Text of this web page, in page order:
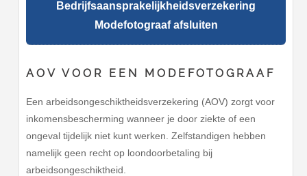
Bedrijfsaansprakelijkheidsverzekering
Modefotograaf afsluiten
AOV VOOR EEN MODEFOTOGRAAF
Een arbeidsongeschiktheidsverzekering (AOV) zorgt voor
inkomensbescherming wanneer je door ziekte of een
ongeval tijdelijk niet kunt werken. Zelfstandigen hebben
namelijk geen recht op loondoorbetaling bij
arbeidsongeschiktheid.